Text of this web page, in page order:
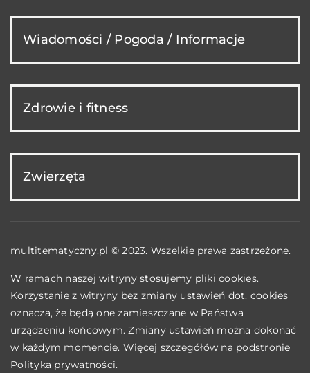
Wiadomości / Pogoda / Informacje
Zdrowie i fitness
Zwierzęta
multitematyczny.pl © 2023. Wszelkie prawa zastrzeżone.
W ramach naszej witryny stosujemy pliki cookies.
Korzystanie z witryny bez zmiany ustawień dot. cookies
oznacza, że będą one zamieszczane w Państwa
urządzeniu końcowym. Zmiany ustawień można dokonać
w każdym momencie. Więcej szczegółów na podstronie
Polityka prywatności.